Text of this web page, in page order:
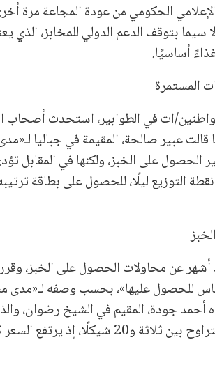
الحكومي من عودة المجاعة مرة
سيما بتوقف الدعم الدولي للمخابز،
أساسيًا.
المستمرة
ات في الطوابير، استحدث أصحاب
عبير صالحة، المقيمة في جباليا
على الخبز، ولكنها في المقابل
التوزيع ليلًا، للحصول على بطاقة
عن محاولات الحصول على الخبز،
للحصول عليها»، بحسب وصفه لـ«مدى
أحمد جودة، المقيم في الشيخ رضوان،
المنتشرة في شوارع الحي، بما